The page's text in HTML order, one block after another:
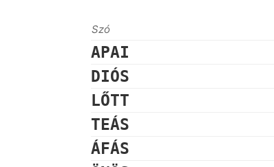
Szó
APAI
DIÓS
LŐTT
TEÁS
ÁFÁS